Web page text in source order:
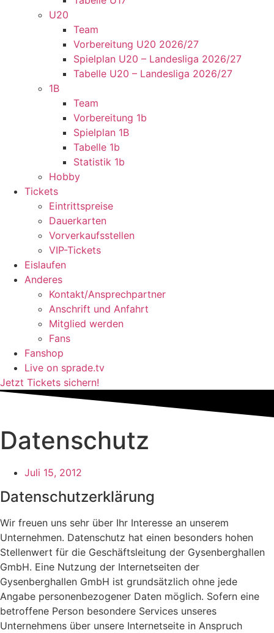
U20
Team
Vorbereitung U20 2026/27
Spielplan U20 – Landesliga 2026/27
Tabelle U20 – Landesliga 2026/27
1B
Team
Vorbereitung 1b
Spielplan 1B
Tabelle 1b
Statistik 1b
Hobby
Tickets
Eintrittspreise
Dauerkarten
Vorverkaufsstellen
VIP-Tickets
Eislaufen
Anderes
Kontakt/Ansprechpartner
Anschrift und Anfahrt
Mitglied werden
Fans
Fanshop
Live on sprade.tv
Jetzt Tickets sichern!
Datenschutz
Juli 15, 2012
Datenschutzerklärung
Wir freuen uns sehr über Ihr Interesse an unserem
Unternehmen. Datenschutz hat einen besonders hohen
Stellenwert für die Geschäftsleitung der Gysenberghallen
GmbH. Eine Nutzung der Internetseiten der
Gysenberghallen GmbH ist grundsätzlich ohne jede
Angabe personenbezogener Daten möglich. Sofern eine
betroffene Person besondere Services unseres
Unternehmens über unsere Internetseite in Anspruch